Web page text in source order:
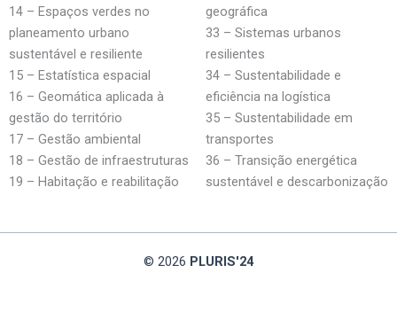
14 – Espaços verdes no
planeamento urbano
sustentável e resiliente
15 – Estatística espacial
16 – Geomática aplicada à
gestão do território
17 – Gestão ambiental
18 – Gestão de infraestruturas
19 – Habitação e reabilitação
geográfica
33 – Sistemas urbanos
resilientes
34 – Sustentabilidade e
eficiência na logística
35 – Sustentabilidade em
transportes
36 – Transição energética
sustentável e descarbonização
© 2026 PLURIS'24